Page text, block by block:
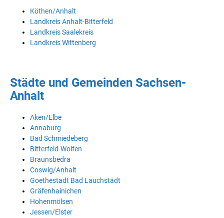
Köthen/Anhalt
Landkreis Anhalt-Bitterfeld
Landkreis Saalekreis
Landkreis Wittenberg
Städte und Gemeinden Sachsen-
Anhalt
Aken/Elbe
Annaburg
Bad Schmiedeberg
Bitterfeld-Wolfen
Braunsbedra
Coswig/Anhalt
Goethestadt Bad Lauchstädt
Gräfenhainichen
Hohenmölsen
Jessen/Elster